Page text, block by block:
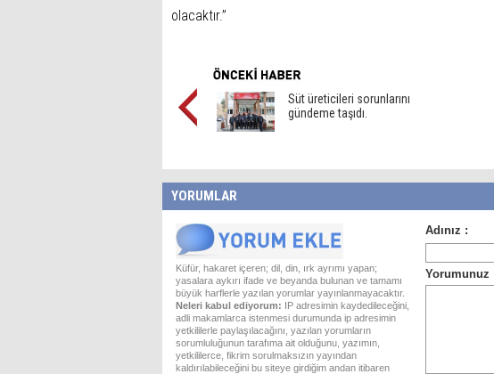
olacaktır.”
Süt üreticileri sorunlarını
gündeme taşıdı.
YORUMLAR
Küfür, hakaret içeren; dil, din, ırk ayrımı yapan;
yasalara aykırı ifade ve beyanda bulunan ve tamamı
büyük harflerle yazılan yorumlar yayınlanmayacaktır.
Neleri kabul ediyorum: IP adresimin kaydedileceğini,
adli makamlarca istenmesi durumunda ip adresimin
yetkililerle paylaşılacağını, yazılan yorumların
sorumluluğunun tarafıma ait olduğunu, yazımın,
yetkililerce, fikrim sorulmaksızın yayından
kaldırılabileceğini bu siteye girdiğim andan itibaren